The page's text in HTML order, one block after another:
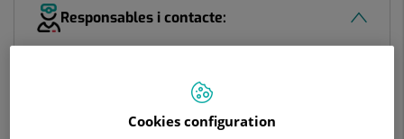
Responsables i contacte:
Módulo I (2a Planta)
Anestesiología y Reanimación
Cookies configuration